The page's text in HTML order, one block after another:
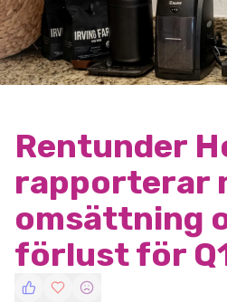
Rentunder
rapporterar
omsättning
förlust för